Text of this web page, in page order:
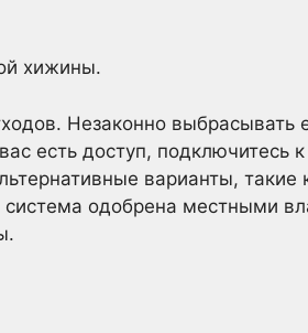
Незаконно выбрасывать
есть доступ, подключитесь
варианты, такие
одобрена местными